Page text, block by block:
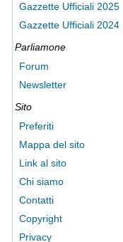
Gazzette Ufficiali 2025
Gazzette Ufficiali 2024
Parliamone
Forum
Newsletter
Sito
Preferiti
Mappa del sito
Link al sito
Chi siamo
Contatti
Copyright
Privacy